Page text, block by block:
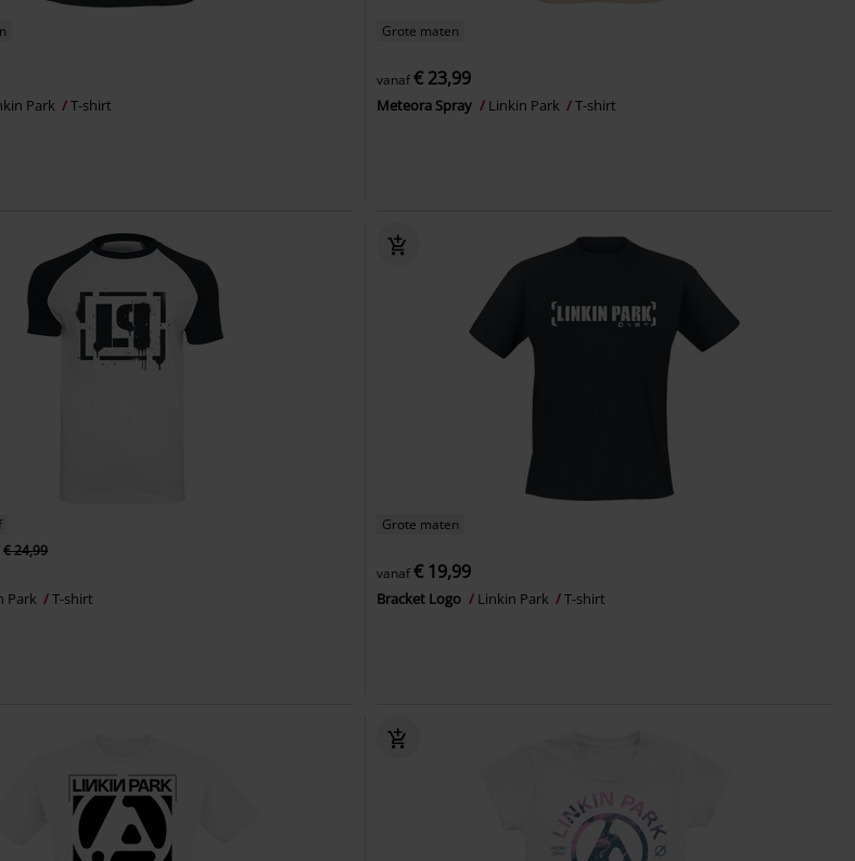
Park T-shirt
Grote maten
vanaf€ 23,99
Meteora Spray Linkin Park T-shirt
€ 24,99
Park T-shirt
Grote maten
vanaf€ 19,99
Bracket Logo Linkin Park T-shirt